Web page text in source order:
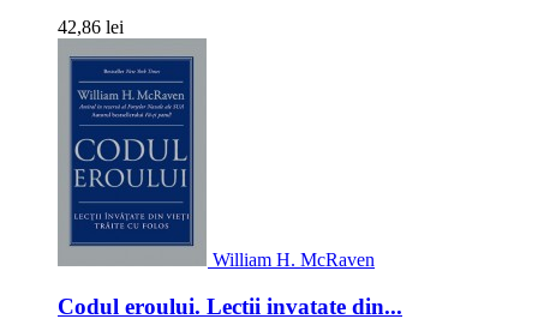
42,86 lei
William H. McRaven
Codul eroului. Lectii invatate din...